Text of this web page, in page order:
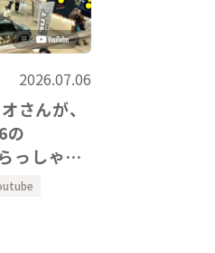
2026.07.06
さんが、
っしゃい